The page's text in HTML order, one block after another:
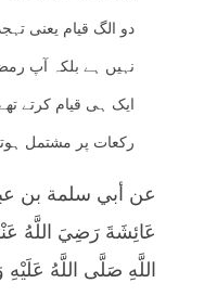
دو الگ قیام یعنی
نہیں ہے بلکہ آپ
ایک ہی قیام کرتے
رکعات پر مشتمل
عن أبي سلمة بن
عَائِشَةَ رَضِيَ اللَّهُ
اللَّهِ صَلَّى اللَّهُ